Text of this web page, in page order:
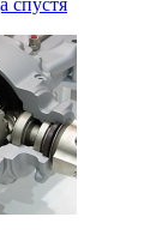
спустя